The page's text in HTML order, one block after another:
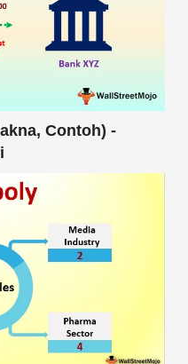
Contoh) -